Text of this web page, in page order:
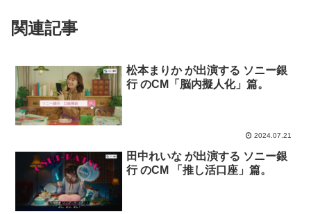
関連記事
松本まりか が出演する ソニー銀
行 のCM「脳内擬人化」篇。
2024.07.21
田中れいな が出演する ソニー銀
行 のCM 「推し活口座」篇。